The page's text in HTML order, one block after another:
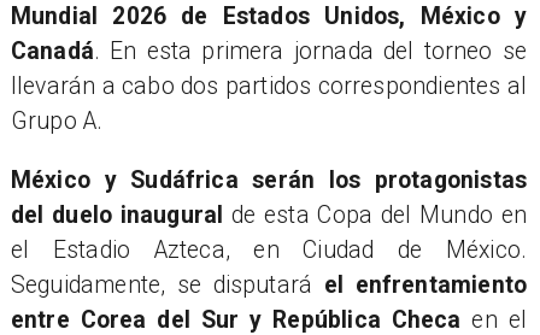
Mundial 2026 de Estados Unidos, México y
Canadá. En esta primera jornada del torneo se
llevarán a cabo dos partidos correspondientes al
Grupo A.
México y Sudáfrica serán los protagonistas
del duelo inaugural de esta Copa del Mundo en
el Estadio Azteca, en Ciudad de México.
Seguidamente, se disputará el enfrentamiento
entre Corea del Sur y República Checa en el